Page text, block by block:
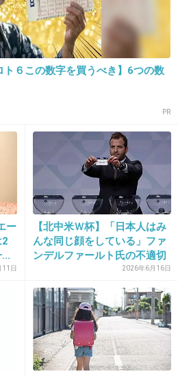
+159 -4
タにはおかしい人多いと
れに隠れて何処のファン
)
人たちには迷惑だろー
+567 -14
る化物ばかりだからなあ
+62 -140
ト６この数字を買うべき】6つの数
PR
ー
日
【北中米Ｗ杯】「日本人はみ
んな同じ顔をしている」ファ
ンデルファールト氏の不適切
2026年6月16日